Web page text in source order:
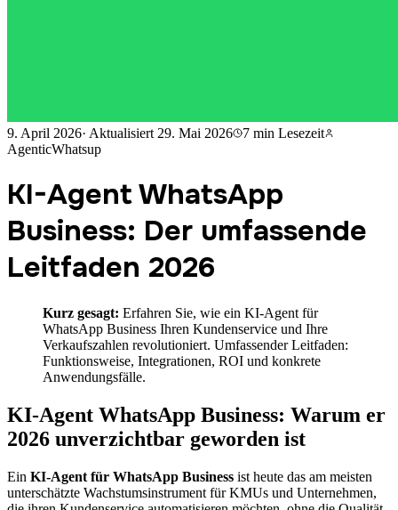
9. April 2026· Aktualisiert 29. Mai 2026 7 min Lesezeit
AgenticWhatsup
KI-Agent WhatsApp
Business: Der umfassende
Leitfaden 2026
Kurz gesagt: Erfahren Sie, wie ein KI-Agent für
WhatsApp Business Ihren Kundenservice und Ihre
Verkaufszahlen revolutioniert. Umfassender Leitfaden:
Funktionsweise, Integrationen, ROI und konkrete
Anwendungsfälle.
KI-Agent WhatsApp Business: Warum er
2026 unverzichtbar geworden ist
Ein KI-Agent für WhatsApp Business ist heute das am meisten
unterschätzte Wachstumsinstrument für KMUs und Unternehmen,